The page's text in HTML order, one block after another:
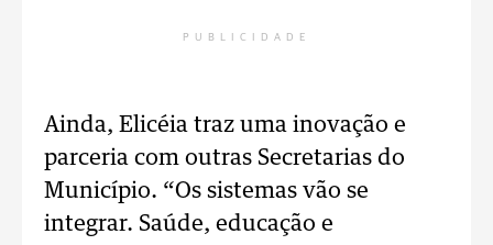
PUBLICIDADE
Ainda, Elicéia traz uma inovação e
parceria com outras Secretarias do
Município. “Os sistemas vão se
integrar. Saúde, educação e